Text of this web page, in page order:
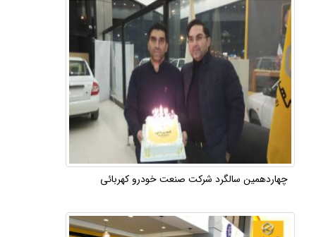
چهاردهمین سالگرد شرکت صنعت خودرو کهربائی